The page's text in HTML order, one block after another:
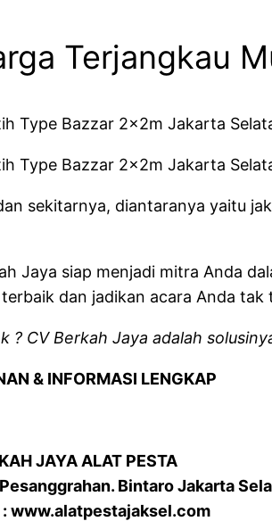
Terjangkau
sekitarnya, diantaranya yaitu
Jaya siap menjadi mitra Anda
dan jadikan acara Anda tak
CV Berkah Jaya adalah
& INFORMASI LENGKAP
JAYA ALAT PESTA
Bintaro Jakarta
www.alatpestajaksel.com